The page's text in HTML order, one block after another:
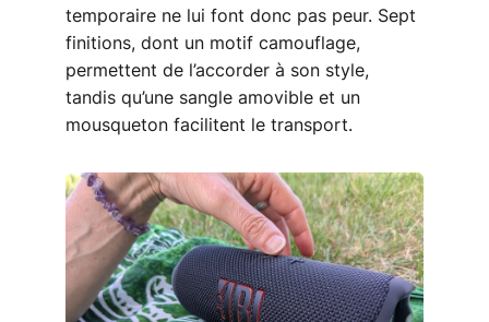
temporaire ne lui font donc pas peur. Sept
finitions, dont un motif camouflage,
permettent de l’accorder à son style,
tandis qu’une sangle amovible et un
mousqueton facilitent le transport.